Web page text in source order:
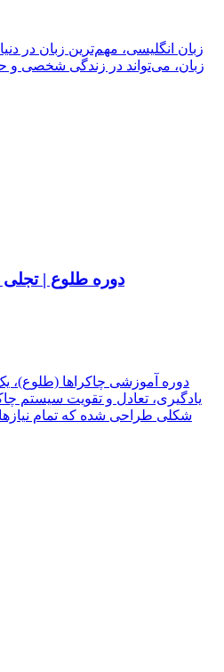
زبان انگلیسی، مهم‌ترین زبان در
زبان، می‌تواند در زندگی شخصی و
دوره طلوع | تجلی
دوره آموزشی چاکراها (طلوع)،
یادگیری، تعادل و تقویت سیستم
شکلی طراحی شده که تمام